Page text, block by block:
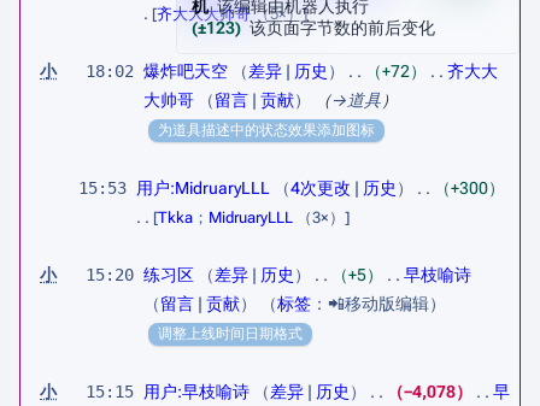
机 该编辑由机器人执行
(±123) 该页面字节数的前后变化
[齐大大大帅哥（5×）]
小18:02 爆炸吧天空 差异 历史 +72
齐大大
大帅哥
留言 贡献 （→道具 ）
为道具描述中的状态效果添加图标
15:53 用户:MidruaryLLL 4次更改 历史 +300
[Tkka ； MidruaryLLL （3×）]
小15:20 练习区 差异 历史 +5
早枝喻诗
留言
贡献 标签 ： 📲移动版编辑
调整上线时间日期格式
小15:15 用户:早枝喻诗 差异 历史 −4,078
早